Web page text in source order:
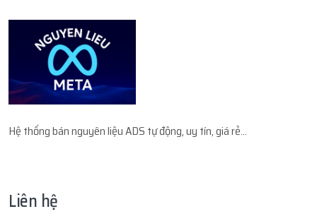
Hệ thống bán nguyên liệu ADS tự động, uy tín, giá rẻ...
Liên hệ